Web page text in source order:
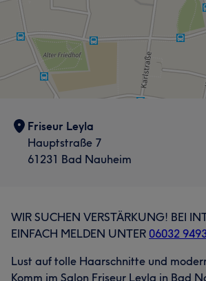
Friseur Leyla
Hauptstraße 7
61231 Bad Nauheim
WIR SUCHEN VERSTÄRKUNG! BEI
EINFACH MELDEN UNTER 06032
Lust auf tolle Haarschnitte und
Komm im Salon Friseur Leyla in Bad